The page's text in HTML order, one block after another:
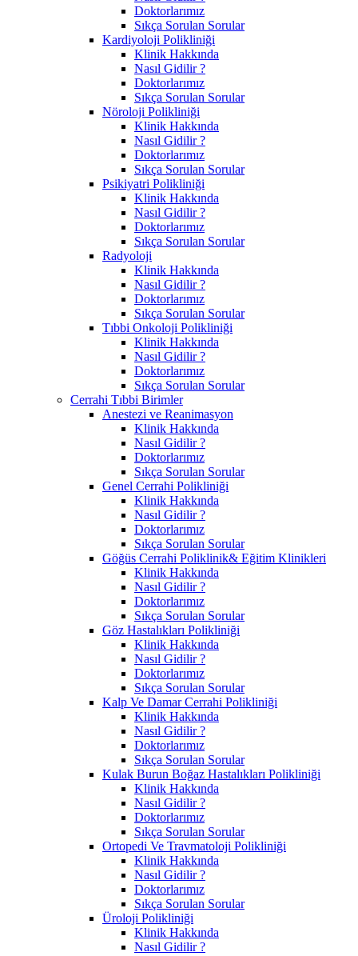
Doktorlarımız
Sıkça Sorulan Sorular
Kardiyoloji Polikliniği
Klinik Hakkında
Nasıl Gidilir ?
Doktorlarımız
Sıkça Sorulan Sorular
Nöroloji Polikliniği
Klinik Hakkında
Nasıl Gidilir ?
Doktorlarımız
Sıkça Sorulan Sorular
Psikiyatri Polikliniği
Klinik Hakkında
Nasıl Gidilir ?
Doktorlarımız
Sıkça Sorulan Sorular
Radyoloji
Klinik Hakkında
Nasıl Gidilir ?
Doktorlarımız
Sıkça Sorulan Sorular
Tıbbi Onkoloji Polikliniği
Klinik Hakkında
Nasıl Gidilir ?
Doktorlarımız
Sıkça Sorulan Sorular
Cerrahi Tıbbi Birimler
Anestezi ve Reanimasyon
Klinik Hakkında
Nasıl Gidilir ?
Doktorlarımız
Sıkça Sorulan Sorular
Genel Cerrahi Polikliniği
Klinik Hakkında
Nasıl Gidilir ?
Doktorlarımız
Sıkça Sorulan Sorular
Göğüs Cerrahi Poliklinik& Eğitim Klinikleri
Klinik Hakkında
Nasıl Gidilir ?
Doktorlarımız
Sıkça Sorulan Sorular
Göz Hastalıkları Polikliniği
Klinik Hakkında
Nasıl Gidilir ?
Doktorlarımız
Sıkça Sorulan Sorular
Kalp Ve Damar Cerrahi Polikliniği
Klinik Hakkında
Nasıl Gidilir ?
Doktorlarımız
Sıkça Sorulan Sorular
Kulak Burun Boğaz Hastalıkları Polikliniği
Klinik Hakkında
Nasıl Gidilir ?
Doktorlarımız
Sıkça Sorulan Sorular
Ortopedi Ve Travmatoloji Polikliniği
Klinik Hakkında
Nasıl Gidilir ?
Doktorlarımız
Sıkça Sorulan Sorular
Üroloji Polikliniği
Klinik Hakkında
Nasıl Gidilir ?